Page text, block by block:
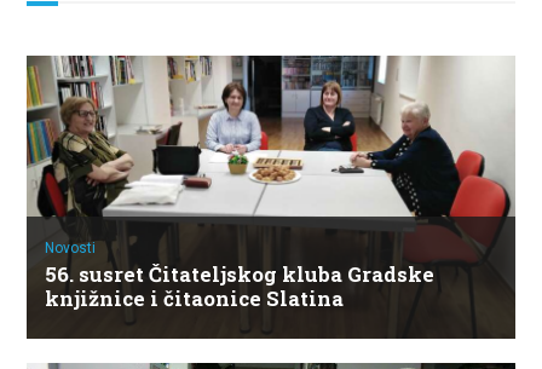
Novosti
56. susret Čitateljskog kluba Gradske
knjižnice i čitaonice Slatina